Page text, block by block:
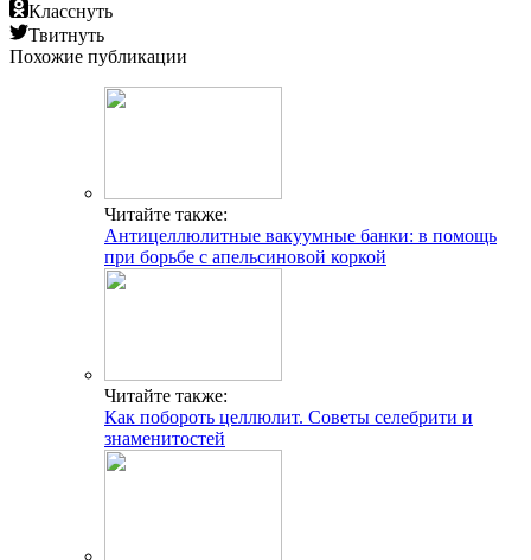
Класснуть
Твитнуть
Похожие публикации
Читайте также:
Антицеллюлитные вакуумные банки: в помощь
при борьбе с апельсиновой коркой
Читайте также:
Как побороть целлюлит. Советы селебрити и
знаменитостей